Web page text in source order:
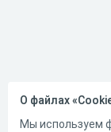
О файлах
Мы используем